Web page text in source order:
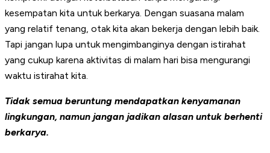
kesempatan kita untuk berkarya. Dengan suasana malam
yang relatif tenang, otak kita akan bekerja dengan lebih baik.
Tapi jangan lupa untuk mengimbanginya dengan istirahat
yang cukup karena aktivitas di malam hari bisa mengurangi
waktu istirahat kita.
Tidak semua beruntung mendapatkan kenyamanan
lingkungan, namun jangan jadikan alasan untuk berhenti
berkarya.